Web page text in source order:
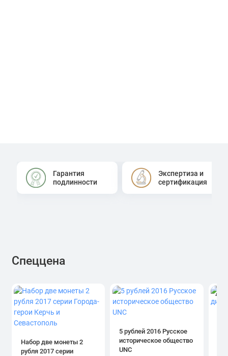
Гарантия
подлинности
Экспертиза и
сертификация
Спеццена
Набор две монеты 2
рубля 2017 серии
5 рублей 2016 Русское
историческое общество
UNC
4.0